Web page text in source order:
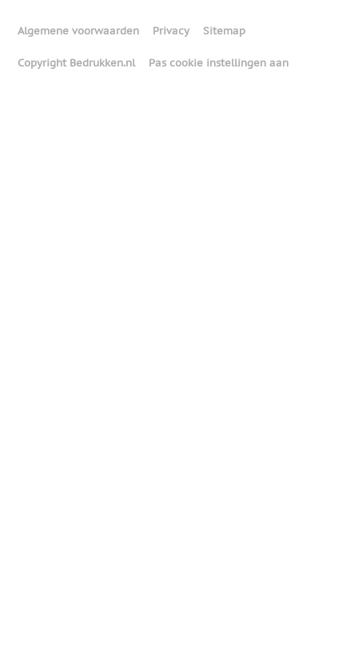
Algemene voorwaarden Privacy Sitemap
Copyright Bedrukken.nl Pas cookie instellingen aan